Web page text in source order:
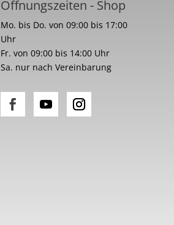
Öffnungszeiten - Shop
Mo. bis Do. von 09:00 bis 17:00
Uhr
Fr. von 09:00 bis 14:00 Uhr
Sa. nur nach Vereinbarung